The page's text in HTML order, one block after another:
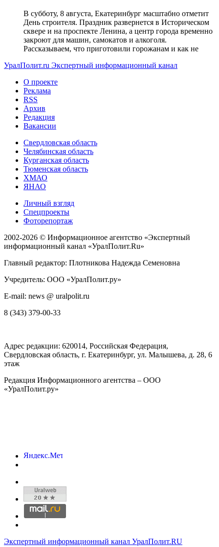
В субботу, 8 августа, Екатеринбург масштабно отметит
День строителя. Праздник развернется в Историческом
сквере и на проспекте Ленина, а центр города временно
закроют для машин, самокатов и алкоголя.
Рассказываем, что приготовили горожанам и как не
УралПолит.ru Экспертный информационный канал
О проекте
Реклама
RSS
Архив
Редакция
Вакансии
Свердловская область
Челябинская область
Курганская область
Тюменская область
ХМАО
ЯНАО
Личный взгляд
Спецпроекты
Фоторепортаж
2002-2026 © Информационное агентство «Экспертный
информационный канал «УралПолит.Ru»
Главный редактор: Плотникова Надежда Семеновна
Учредитель: ООО «УралПолит.ру»
E-mail: news @ uralpolit.ru
8 (343) 379-00-33
Адрес редакции: 620014, Российская Федерация,
Свердловская область, г. Екатеринбург, ул. Малышева, д. 28, 6
этаж
Редакция Информационного агентства – ООО
«УралПолит.ру»
Экспертный информационный канал УралПолит.RU